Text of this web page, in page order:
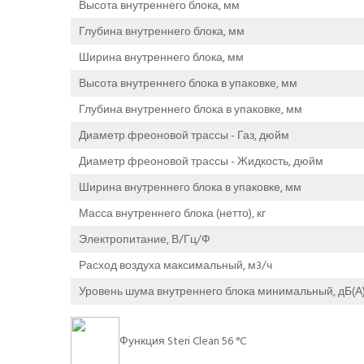
Высота внутреннего блока, мм
Глубина внутреннего блока, мм
Ширина внутреннего блока, мм
Высота внутреннего блока в упаковке, мм
Глубина внутреннего блока в упаковке, мм
Диаметр фреоновой трассы - Газ, дюйм
Диаметр фреоновой трассы - Жидкость, дюйм
Ширина внутреннего блока в упаковке, мм
Масса внутреннего блока (нетто), кг
Электропитание, В/Гц/Ф
Расход воздуха максимальный, м3/ч
Уровень шума внутреннего блока минимальный,
Функция Steri Clean 56 °C